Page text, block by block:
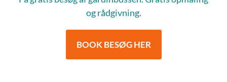
og rådgivning.
BOOK BESØG HER